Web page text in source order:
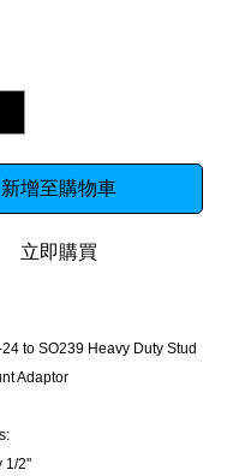
新增至購物車
立即購買
to SO239 Heavy Duty Stud
Adaptor
1/2"